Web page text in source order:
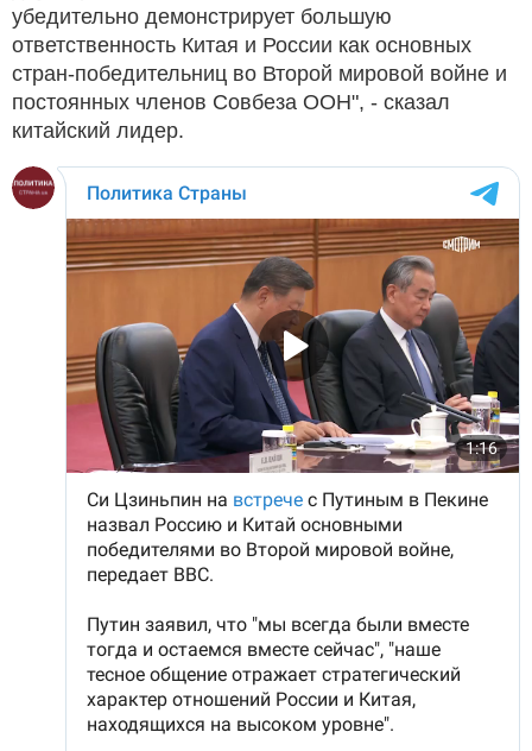
убедительно демонстрирует большую
ответственность Китая и России как основных
стран-победительниц во Второй мировой войне и
постоянных членов Совбеза ООН", - сказал
китайский лидер.